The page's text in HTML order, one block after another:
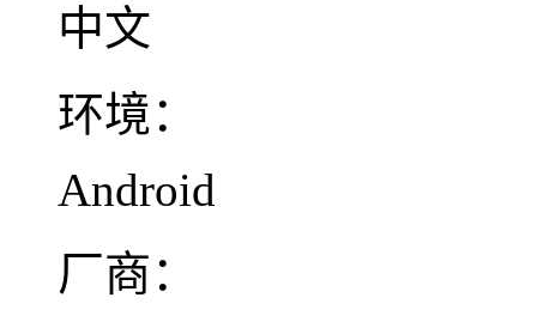
中文
环境：
Android
厂商：